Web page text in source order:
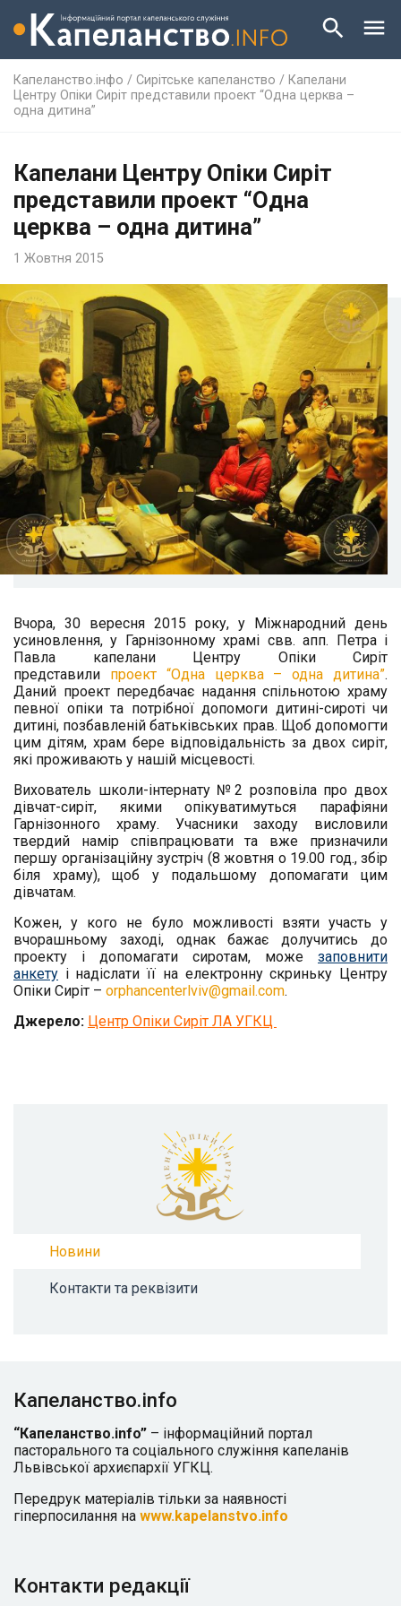
Капеланство.інфо / Сирітське капеланство / Капелани
Центру Опіки Сиріт представили проект “Одна церква –
одна дитина”
Капелани Центру Опіки Сиріт
представили проект “Одна
церква – одна дитина”
1 Жовтня 2015
Вчора, 30 вересня 2015 року, у Міжнародний день
усиновлення, у Гарнізонному храмі свв. апп. Петра і
Павла капелани Центру Опіки Сиріт
представили
проект “Одна церква – одна дитина”.
Даний проект передбачає надання спільнотою храму
певної опіки та потрібної допомоги дитині-сироті чи
дитині, позбавленій батьківських прав. Щоб допомогти
цим дітям,храм бере відповідальність за двох сиріт,
які проживають у нашій місцевості.
Вихователь школи-інтернату №2 розповіла про двох
дівчат-сиріт, якими опікуватимуться парафіяни
Гарнізонного храму. Учасники заходу висловили
твердий намір співпрацювати та вже призначили
першу організаційну зустріч (8 жовтня о 19.00 год., збір
біля храму), щоб у подальшому допомагати цим
дівчатам.
Кожен, у кого не було можливості взяти участь у
вчорашньому заході, однак бажає долучитись до
проекту і допомагати сиротам, може заповнити
анкету і надіслати її на електронну скриньку Центру
Опіки Сиріт – orphancenterlviv@gmail.com.
Джерело: Центр Опіки Сиріт ЛА УГКЦ
Новини
Контакти та реквізити
Капеланство.info
“Капеланство.info” – інформаційний портал
пасторального та соціального служіння капеланів
Львівської архиєпархії УГКЦ.
Передрук матеріалів тільки за наявності
гіперпосилання на www.kapelanstvo.info
Контакти редакції